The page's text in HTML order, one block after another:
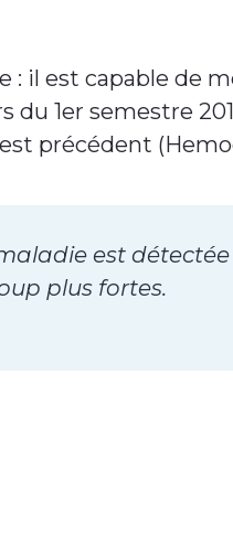
il est capable de
du 1er semestre
précédent
est
plus fortes.